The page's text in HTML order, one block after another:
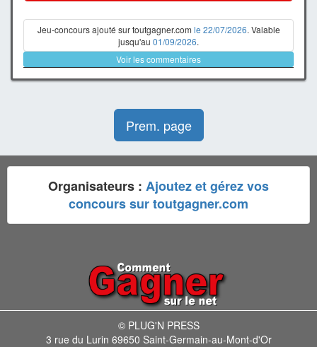
Jeu-concours ajouté sur toutgagner.com le 22/07/2026. Valable
jusqu'au 01/09/2026.
Voir les commentaires
Prem. page
Organisateurs : Ajoutez et gérez vos
concours sur toutgagner.com
© PLUG'N PRESS
3 rue du Lurin 69650 Saint-Germain-au-Mont-d'Or